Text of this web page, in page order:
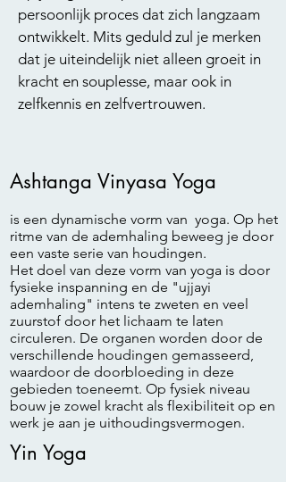
persoonlijk proces dat zich langzaam
ontwikkelt. Mits geduld zul je merken
dat je uiteindelijk niet alleen groeit in
kracht en souplesse, maar ook in
zelfkennis en zelfvertrouwen.
Ashtanga Vinyasa Yoga
is een dynamische vorm van yoga. Op het
ritme van de ademhaling beweeg je door
een vaste serie van houdingen.
Het doel van deze vorm van yoga is door
fysieke inspanning en de "ujjayi
ademhaling" intens te zweten en veel
zuurstof door het lichaam te laten
circuleren. De organen worden door de
verschillende houdingen gemasseerd,
waardoor de doorbloeding in deze
gebieden toeneemt. Op fysiek niveau
bouw je zowel kracht als flexibiliteit op en
werk je aan je uithoudingsvermogen.
Yin Yoga